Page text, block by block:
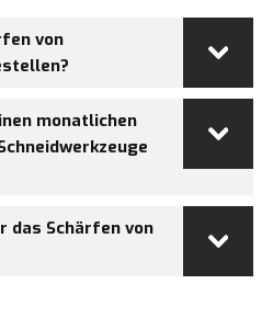
von
monatlichen
das Schärfen von